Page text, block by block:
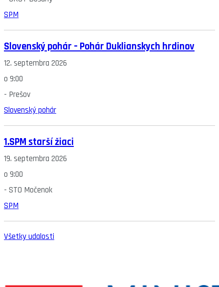
SPM
Slovenský pohár – Pohár Duklianskych hrdinov
12. septembra 2026
o 9:00
- Prešov
Slovenský pohár
1.SPM starší žiaci
19. septembra 2026
o 9:00
- STO Močenok
SPM
Všetky udalosti